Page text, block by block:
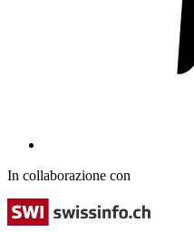
In collaborazione con